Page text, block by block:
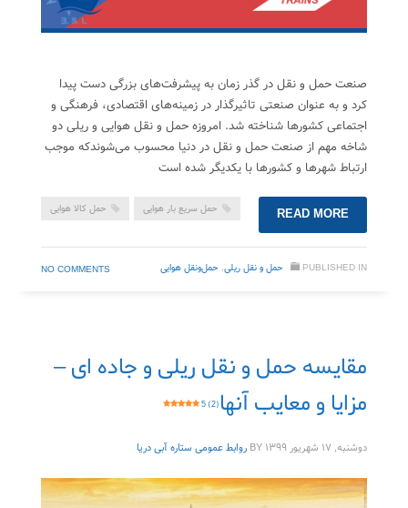
صنعت حمل و نقل در گذر زمان به پیشرفت‌های بزرگی دست پیدا
کرد و به عنوان صنعتی تاثیرگذار در زمینه‌های اقتصادی، فرهنگی و
اجتماعی کشورها شناخته شد. امروزه حمل و نقل هوایی و ریلی دو
شاخه مهم از صنعت حمل و نقل در دنیا محسوب می‌شوندکه موجب
ارتباط شهرها و کشورها با یکدیگر شده است
حمل سریع بار هوایی حمل کالا هوایی READ MORE
PUBLISHED IN حمل‌ و نقل ریلی, حمل‌ونقل هوایی NO COMMENTS
مقایسه حمل و نقل ریلی و جاده ای –
مزایا و معایب آنها5 (2)
دوشنبه, ۱۷ شهریور ۱۳۹۹ BY روابط عمومی ستاره آبی دریا